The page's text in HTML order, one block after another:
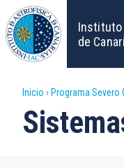
Pasar
al
contenido
principal
Instituto
de
enlaces
Inicio Programa Severo